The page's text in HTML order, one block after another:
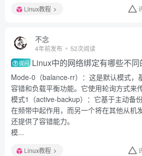
Linux教程
不念
4年前发布 52次阅读
提问 Linux中的网络绑定有哪些不同
Mode-0（balance-rr）：这是默认模式，
容错和负载平衡功能。它使用轮询方式来
模式1（active-backup）：它基于主动备
在频带中起作用，而另一个将在其他从机
还提供了容错能力。
模...
Linux教程